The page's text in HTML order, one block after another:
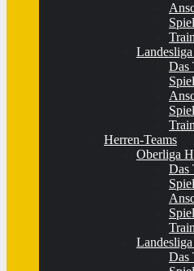
Das
Herren-Teams
Oberliga
Das
Das